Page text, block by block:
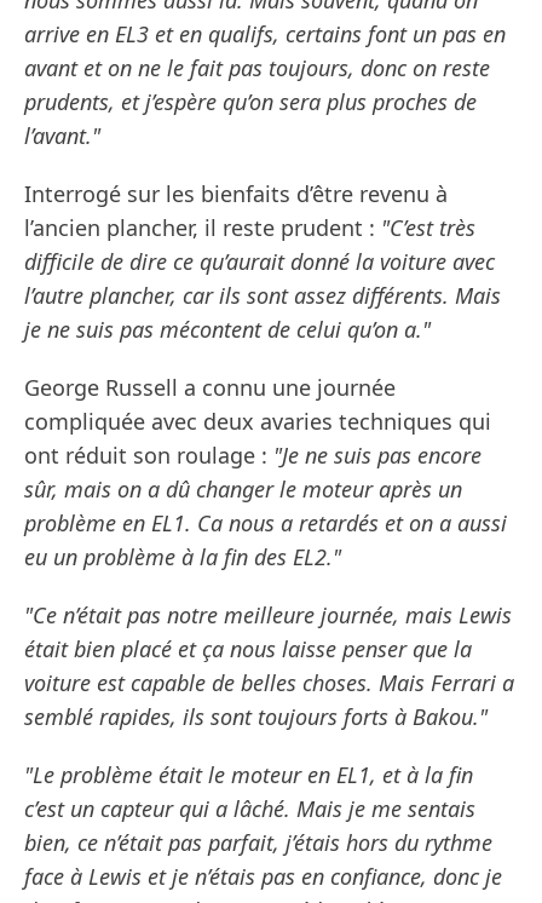
arrive en EL3 et en qualifs, certains font un pas en
avant et on ne le fait pas toujours, donc on reste
prudents, et j’espère qu’on sera plus proches de
l’avant."
Interrogé sur les bienfaits d’être revenu à
l’ancien plancher, il reste prudent : "C’est très
difficile de dire ce qu’aurait donné la voiture avec
l’autre plancher, car ils sont assez différents. Mais
je ne suis pas mécontent de celui qu’on a."
George Russell a connu une journée
compliquée avec deux avaries techniques qui
ont réduit son roulage : "Je ne suis pas encore
sûr, mais on a dû changer le moteur après un
problème en EL1. Ca nous a retardés et on a aussi
eu un problème à la fin des EL2."
"Ce n’était pas notre meilleure journée, mais Lewis
était bien placé et ça nous laisse penser que la
voiture est capable de belles choses. Mais Ferrari a
semblé rapides, ils sont toujours forts à Bakou."
"Le problème était le moteur en EL1, et à la fin
c’est un capteur qui a lâché. Mais je me sentais
bien, ce n’était pas parfait, j’étais hors du rythme
face à Lewis et je n’étais pas en confiance, donc je